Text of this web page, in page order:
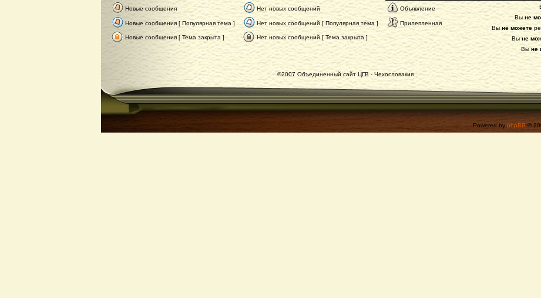
Новые сообщения Нет новых сообщений Объявление
Новые сообщения [ Популярная тема ] Нет новых сообщений [ Популярная тема ] Прилепленная
Новые сообщения [ Тема закрыта ] Нет новых сообщений [ Тема закрыта ]
Вы не
Вы не можете
Выне
Вы не
©2007 Объединенный сайт ЦГВ - Чехословакия
Powered by phpBB ©